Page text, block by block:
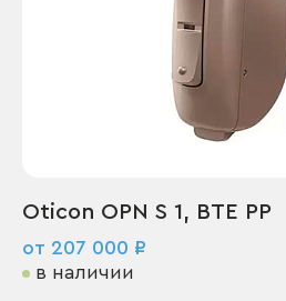
Oticon OPN S 1, BTE PP
от 207 000 ₽
в наличии